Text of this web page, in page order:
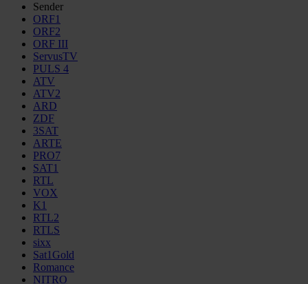
Sender
ORF1
ORF2
ORF III
ServusTV
PULS 4
ATV
ATV2
ARD
ZDF
3SAT
ARTE
PRO7
SAT1
RTL
VOX
K1
RTL2
RTLS
sixx
Sat1Gold
Romance
NITRO